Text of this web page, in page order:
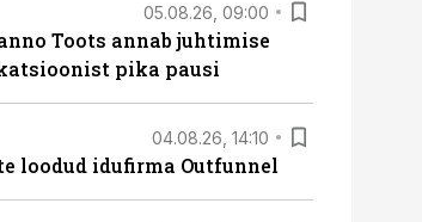
05.08.26, 09:00
Toots annab juhtimise
pika pausi
04.08.26, 14:10
loodud idufirma Outfunnel